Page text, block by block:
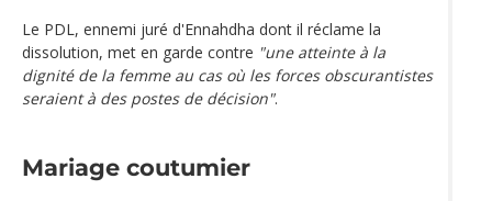
Le PDL, ennemi juré d'Ennahdha dont il réclame la
dissolution, met en garde contre "une atteinte à la
dignité de la femme au cas où les forces obscurantistes
seraient à des postes de décision".
Mariage coutumier